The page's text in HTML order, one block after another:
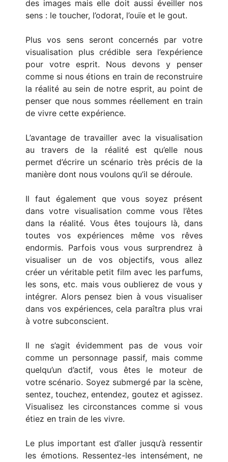
des images mais elle doit aussi éveiller nos
sens : le toucher, l’odorat, l’ouïe et le gout.
Plus vos sens seront concernés par votre
visualisation plus crédible sera l’expérience
pour votre esprit. Nous devons y penser
comme si nous étions en train de reconstruire
la réalité au sein de notre esprit, au point de
penser que nous sommes réellement en train
de vivre cette expérience.
L’avantage de travailler avec la visualisation
au travers de la réalité est qu’elle nous
permet d’écrire un scénario très précis de la
manière dont nous voulons qu’il se déroule.
Il faut également que vous soyez présent
dans votre visualisation comme vous l’êtes
dans la réalité. Vous êtes toujours là, dans
toutes vos expériences même vos rêves
endormis. Parfois vous vous surprendrez à
visualiser un de vos objectifs, vous allez
créer un véritable petit film avec les parfums,
les sons, etc. mais vous oublierez de vous y
intégrer. Alors pensez bien à vous visualiser
dans vos expériences, cela paraîtra plus vrai
à votre subconscient.
Il ne s’agit évidemment pas de vous voir
comme un personnage passif, mais comme
quelqu’un d’actif, vous êtes le moteur de
votre scénario. Soyez submergé par la scène,
sentez, touchez, entendez, goutez et agissez.
Visualisez les circonstances comme si vous
étiez en train de les vivre.
Le plus important est d’aller jusqu‘à ressentir
les émotions. Ressentez-les intensément, ne